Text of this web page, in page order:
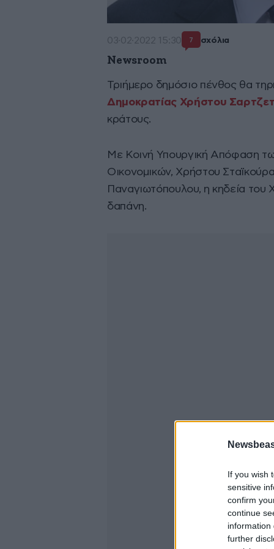
If you wish
sensitive
confirm
continue
information
further
03·02·2022 15:30 7 σχόλια
Newsroom
Τριήμερο δημόσιο πένθος θα
Δημοκρατίας Χρήστου
κράτους.
Με Κοινή Υπουργική Απόφαση
Οικονομικών, Χρήστου
Παναγιωτόπουλου, η κηδεία του
δαπάνη.